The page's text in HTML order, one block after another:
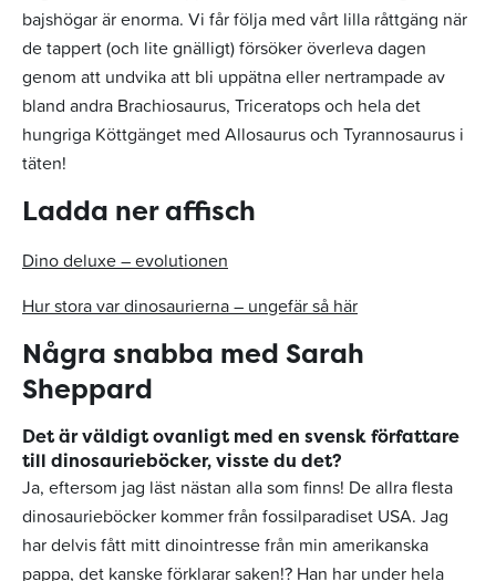
bajshögar är enorma. Vi får följa med vårt lilla råttgäng när
de tappert (och lite gnälligt) försöker överleva dagen
genom att undvika att bli uppätna eller nertrampade av
bland andra Brachiosaurus, Triceratops och hela det
hungriga Köttgänget med Allosaurus och Tyrannosaurus i
täten!
Ladda ner affisch
Dino deluxe – evolutionen
Hur stora var dinosaurierna – ungefär så här
Några snabba med Sarah
Sheppard
Det är väldigt ovanligt med en svensk författare
till dinosaurieböcker, visste du det?
Ja, eftersom jag läst nästan alla som finns! De allra flesta
dinosaurieböcker kommer från fossilparadiset USA. Jag
har delvis fått mitt dinointresse från min amerikanska
pappa, det kanske förklarar saken!? Han har under hela